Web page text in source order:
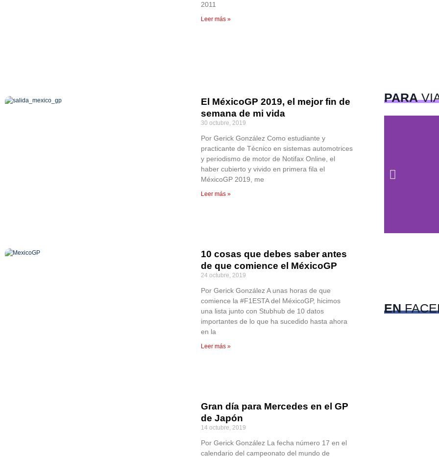
2011
Leer más »
El MéxicoGP 2019, el mejor fin de
semana de mi vida
30 octubre, 2019
Por Gerick González Como estudiante y
practicante de Técnico en sistemas automotrices
y periodismo de motor de Notifax Online, el
haber cubierto y vivido en primera fila el
MéxicoGP 2019, me
Leer más »
10 cosas que debes saber antes
de que comience el MéxicoGP
24 octubre, 2019
Por Gerick González A unas horas de que
comience la #F1ESTA del MéxicoGP, hicimos
una lista junto con Stubhub de 10 datos
importantes de lo que ha sucedido hasta ahora
en la
Leer más »
Gran día para Mercedes en el GP
de Japón
14 octubre, 2019
Por Gerick González La fecha número 17 en el
calendario del campeonato del mundo de
PARA
EN